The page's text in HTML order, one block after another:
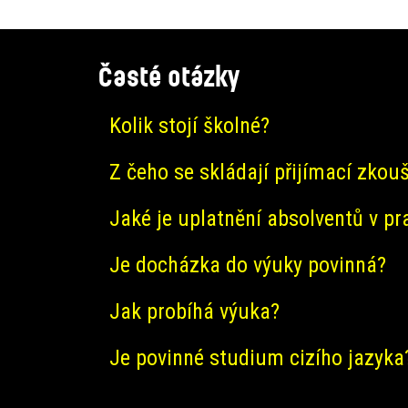
Časté otázky
Kolik stojí školné?
Z čeho se skládají přijímací
Jaké je uplatnění absolventů v
Je docházka do výuky povinná?
Jak probíhá výuka?
Je povinné studium cizího